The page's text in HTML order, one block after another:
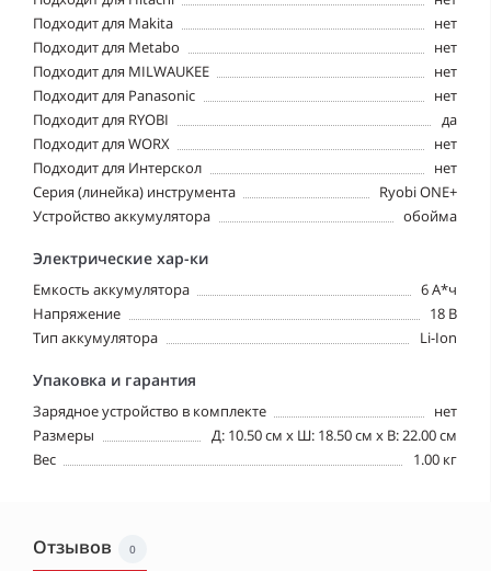
Подходит для Makita
нет
Подходит для Metabo
нет
Подходит для MILWAUKEE
нет
Подходит для Panasonic
нет
Подходит для RYOBI
да
Подходит для WORX
нет
Подходит для Интерскол
нет
Серия (линейка) инструмента
Ryobi ONE+
Устройство аккумулятора
обойма
Электрические хар-ки
Емкость аккумулятора
6 А*ч
Напряжение
18 В
Тип аккумулятора
Li-Ion
Упаковка и гарантия
Зарядное устройство в комплекте
нет
Размеры
Д: 10.50 см х Ш: 18.50 см x В: 22.00 см
Вес
1.00 кг
Отзывов 0